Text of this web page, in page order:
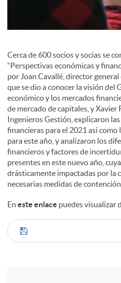
s
Cerca de 600 socios y socias se
“Perspectivas económicas y
por Joan Cavallé, director general
que se dio a conocer la visión del
económico y los mercados
de mercado de capitales, y Xavier
Ingenieros Gestión, explicaron
financieras para el 2021 así
para este año, y analizaron los
financieros y factores de
presentes en este nuevo año,
drásticamente impactadas por la
necesarias medidas de
En este enlace puedes visualizar
C